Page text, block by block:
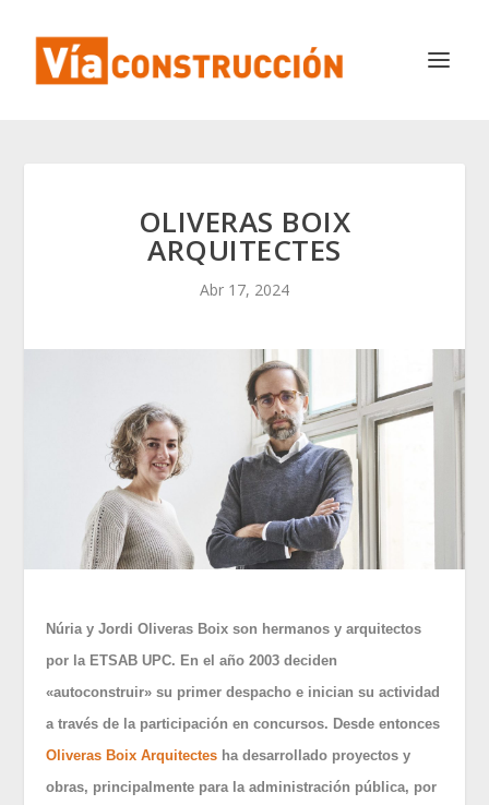
OLIVERAS BOIX
ARQUITECTES
Abr 17, 2024
Núria y Jordi Oliveras Boix son hermanos y arquitectos
por la ETSAB UPC. En el año 2003 deciden
«autoconstruir» su primer despacho e inician su actividad
a través de la participación en concursos. Desde entonces
Oliveras Boix Arquitectes ha desarrollado proyectos y
obras, principalmente para la administración pública, por